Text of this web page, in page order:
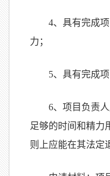
4、具有完成
力；
5、具有完成
6、项目负责
足够的时间和精力
则上应能在其法定